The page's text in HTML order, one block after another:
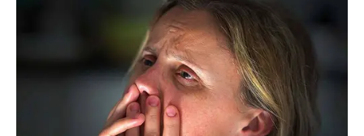
“Këtu nuk e kanë kuptuar ende Nejmarin. Ai është si Mesi,
duhet trajtuar si i tillë. Është Mesi, pastaj ka edhe të tjerë
rreth tij. Këtu nuk e kuptojmë që Nejmar ka nevojë për topin
dhe pastaj të jep çfarë të mungon. Unë i pasoj topin dhe ai
bën ç’të dojë. Te Barça, nëse Mesi humbet topin, të gjithë
vrapojnë për ta rifituar dhe për t’ia pasuar sërish atij. Ai
krijon gjithçka. Nejmar nuk mund ta ndryshojë stilin e lojës,
përndryshe njerëzit do i zërë gjumi në stadium”.